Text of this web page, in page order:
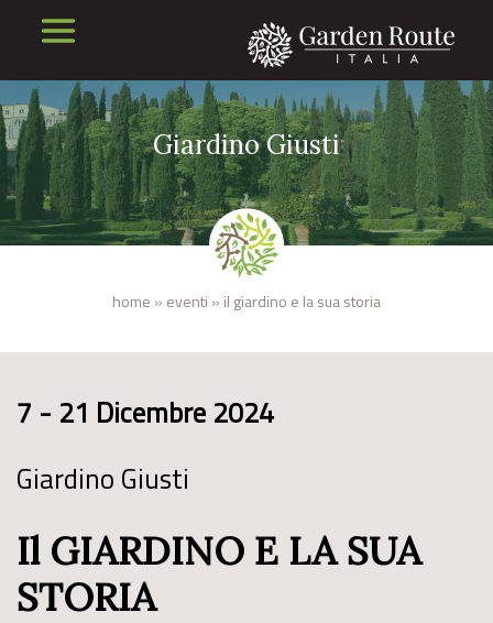
Giardino Giusti
home » eventi » il giardino e la sua storia
7 - 21 Dicembre 2024
Giardino Giusti
Il GIARDINO E LA SUA
STORIA